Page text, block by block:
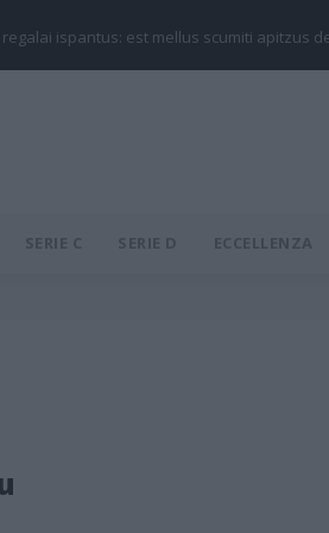
regalai ispantus: est mellus scumiti apitzus
SERIE C SERIE D ECCELLENZA